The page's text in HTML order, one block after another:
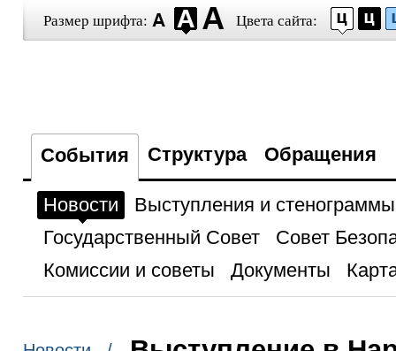
Размер шрифта: Цвета сайта:
События Структура Обращения
Новости
Выступления и стенограммы
Государственный Совет
Совет
Комиссии и советы
Документы